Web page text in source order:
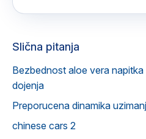
Slična pitanja
Bezbednost aloe vera
dojenja
Preporucena dinamika
chinese cars 2